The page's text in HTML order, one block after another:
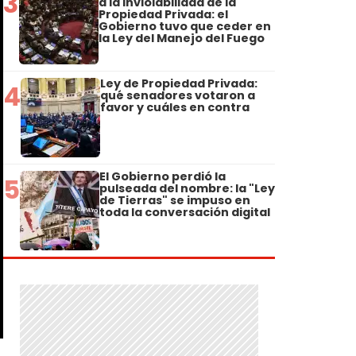
Propiedad Privada: el
Gobierno tuvo que ceder en
la Ley del Manejo del Fuego
4 Ley de Propiedad Privada:
qué senadores votaron a
favor y cuáles en contra
5 El Gobierno perdió la
pulseada del nombre: la "Ley
de Tierras" se impuso en
toda la conversación digital